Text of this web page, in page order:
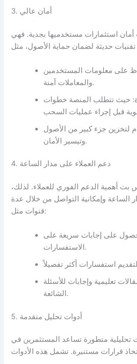
3. أمان عالي
استثمارات مستخدميها بجدية. فهي
على معلومات المستخدمين
والمعاملات آمنة.
حيث تتطلب المنصة خطوات
لتخزين جزء كبير من الأصول
وتيسير الأمان.
4. دعم العملاء على مدار الساعة
بت أهمية الدعم الفوري للعملاء. لذلك،
الساعة وإمكانية التواصل من خلال عدة
قنوات مثل:
على إجابات سريعة على
الاستفسارات.
تعليمية وإجابات للأسئلة
الشائعة.
5. أدوات تحليل متقدمة
متطورة تساعد المستثمرين في